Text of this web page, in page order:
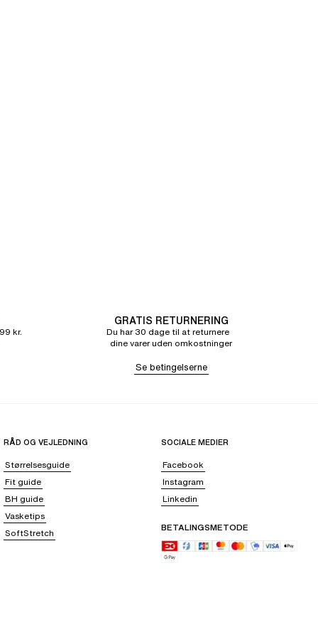
kr.
GRATIS RETURNERING
Du har 30 dage til at returnere
dine varer uden omkostninger
Se betingelserne
RÅD OG VEJLEDNING
Størrelsesguide
Fit guide
BH guide
Vasketips
SoftStretch
SOCIALE MEDIER
Facebook
Instagram
Linkedin
BETALINGSMETODE